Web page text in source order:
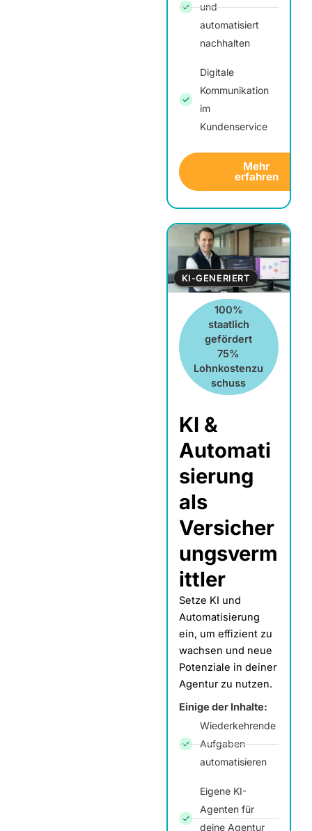
und
automatisiert
nachhalten
Digitale
Kommunikation
im
Kundenservice
Mehr
erfahren
KI-GENERIERT
100%
staatlich
gefördert
75%
Lohnkostenzu
schuss
KI &
Automati
sierung
als
Versicher
ungsverm
ittler
Setze KI und
Automatisierung
ein, um effizient zu
wachsen und neue
Potenziale in deiner
Agentur zu nutzen.
Einige der Inhalte:
Wiederkehrende
Aufgaben
automatisieren
Eigene KI-
Agenten für
deine Agentur